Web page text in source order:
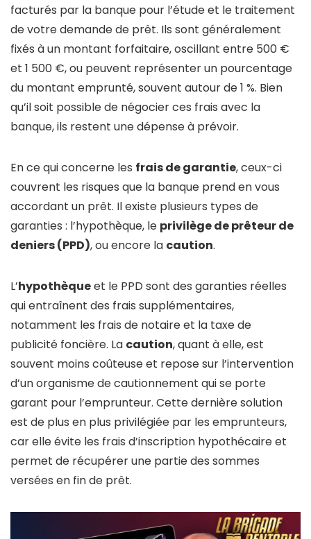
facturés par la banque pour l’étude et le traitement
de votre demande de prêt. Ils sont généralement
fixés à un montant forfaitaire, oscillant entre 500 €
et 1 500 €, ou peuvent représenter un pourcentage
du montant emprunté, souvent autour de 1 %. Bien
qu’il soit possible de négocier ces frais avec la
banque, ils restent une dépense à prévoir.
En ce qui concerne les frais de garantie, ceux-ci
couvrent les risques que la banque prend en vous
accordant un prêt. Il existe plusieurs types de
garanties : l’hypothèque, le privilège de prêteur de
deniers (PPD), ou encore la caution.
L’hypothèqueet le PPD sont des garanties réelles
qui entraînent des frais supplémentaires,
notamment les frais de notaire et la taxe de
publicité foncière. La caution, quant à elle, est
souvent moins coûteuse et repose sur l’intervention
d’un organisme de cautionnement qui se porte
garant pour l’emprunteur. Cette dernière solution
est de plus en plus privilégiée par les emprunteurs,
car elle évite les frais d’inscription hypothécaire et
permet de récupérer une partie des sommes
versées en fin de prêt.